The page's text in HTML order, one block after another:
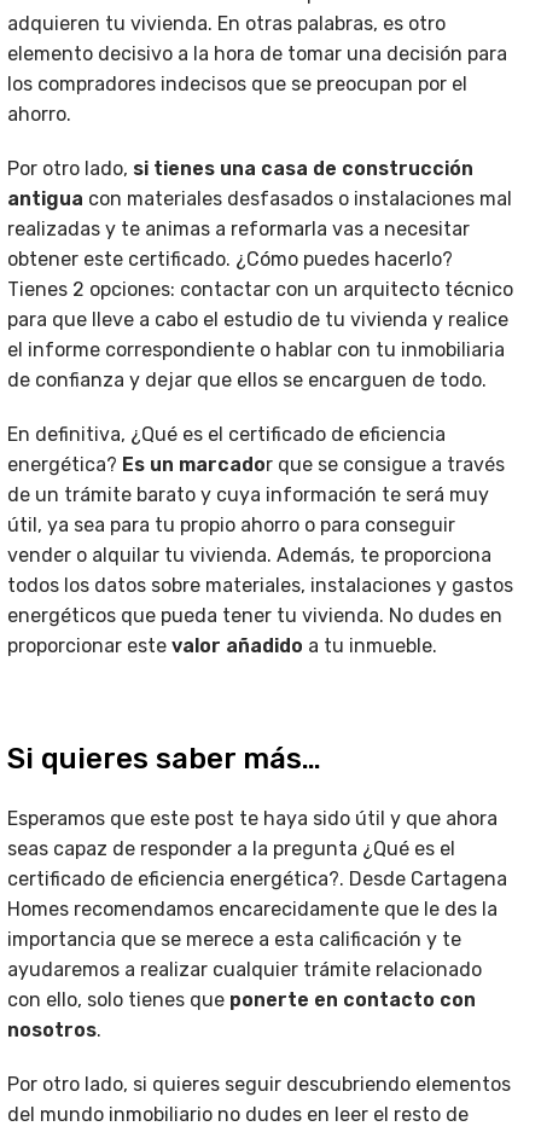
adquieren tu vivienda. En otras palabras, es otro
elemento decisivo a la hora de tomar una decisión para
los compradores indecisos que se preocupan por el
ahorro.
Por otro lado, si tienes una casa de construcción
antigua con materiales desfasados o instalaciones mal
realizadas y te animas a reformarla vas a necesitar
obtener este certificado. ¿Cómo puedes hacerlo?
Tienes 2 opciones: contactar con un arquitecto técnico
para que lleve a cabo el estudio de tu vivienda y realice
el informe correspondiente o hablar con tu inmobiliaria
de confianza y dejar que ellos se encarguen de todo.
En definitiva, ¿Qué es el certificado de eficiencia
energética? Es un marcador que se consigue a través
de un trámite barato y cuya información te será muy
útil, ya sea para tu propio ahorro o para conseguir
vender o alquilar tu vivienda. Además, te proporciona
todos los datos sobre materiales, instalaciones y gastos
energéticos que pueda tener tu vivienda. No dudes en
proporcionar estevalor añadido a tu inmueble.
Si quieres saber más…
Esperamos que este post te haya sido útil y que ahora
seas capaz de responder a la pregunta ¿Qué es el
certificado de eficiencia energética?. Desde Cartagena
Homes recomendamos encarecidamente que le des la
importancia que se merece a esta calificación y te
ayudaremos a realizar cualquier trámite relacionado
con ello, solo tienes que ponerte en contacto con
nosotros.
Por otro lado, si quieres seguir descubriendo elementos
del mundo inmobiliario no dudes en leer el resto de